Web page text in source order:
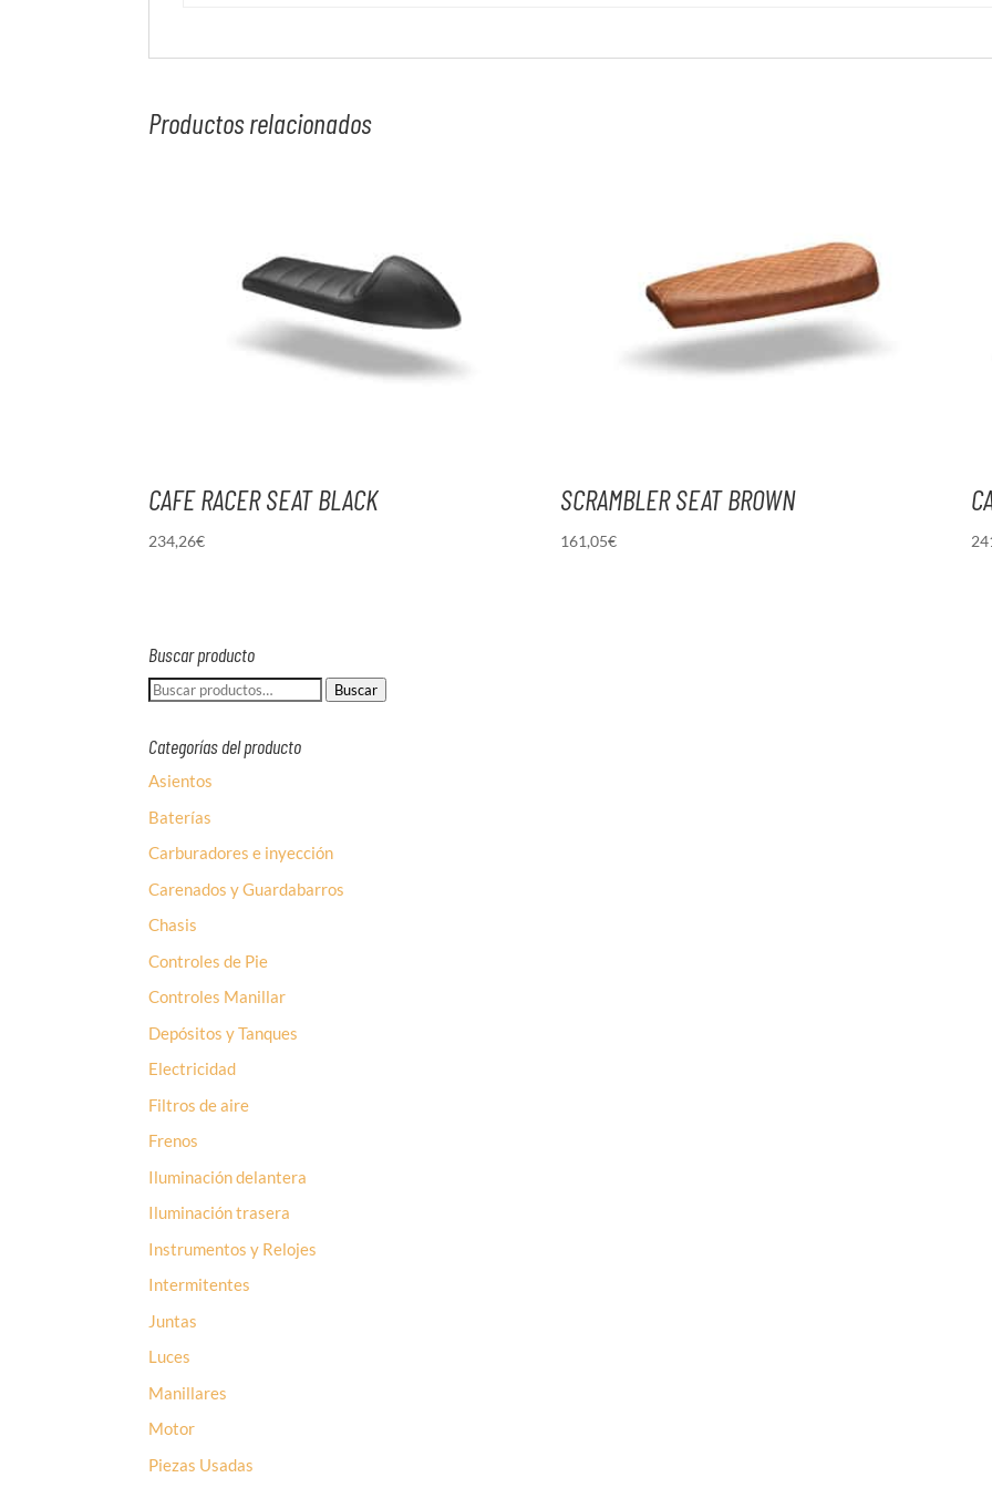
Productos relacionados
CAFE RACER SEAT BLACK
234,26€
SCRAMBLER SEAT BROWN
161,05€
Buscar producto
Buscar
Buscar
Categorías del producto
Asientos
Baterías
Carburadores e inyección
Carenados y Guardabarros
Chasis
Controles de Pie
Controles Manillar
Depósitos y Tanques
Electricidad
Filtros de aire
Frenos
Iluminación delantera
Iluminación trasera
Instrumentos y Relojes
Intermitentes
Juntas
Luces
Manillares
Motor
Piezas Usadas